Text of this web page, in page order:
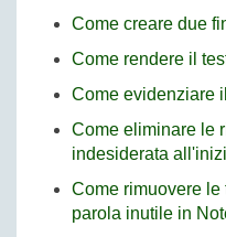
Come creare due
Come rendere il
Come evidenziare
Come eliminare le
indesiderata
Come rimuovere
parola inutile in